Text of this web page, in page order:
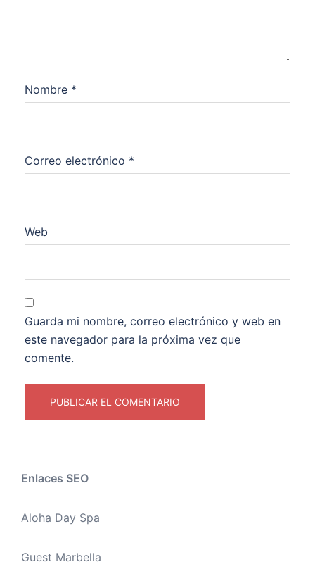
Nombre *
Correo electrónico *
Web
Guarda mi nombre, correo electrónico y web en
este navegador para la próxima vez que
comente.
Enlaces SEO
Aloha Day Spa
Guest Marbella